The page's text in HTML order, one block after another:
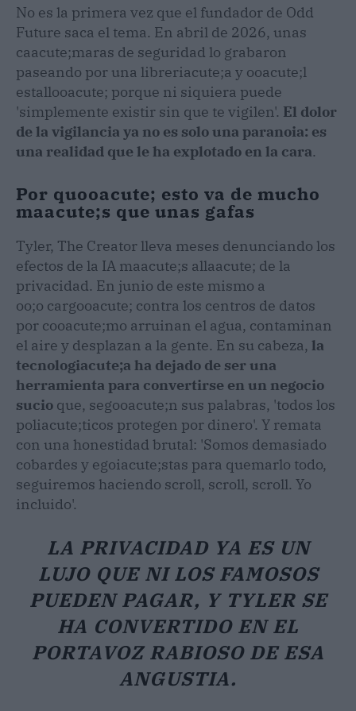
No es la primera vez que el fundador de Odd
Future saca el tema. En abril de 2026, unas
caacute;maras de seguridad lo grabaron
paseando por una libreriacute;a y ooacute;l
estallooacute; porque ni siquiera puede
'simplemente existir sin que te vigilen'. El dolor
de la vigilancia ya no es solo una paranoia: es
una realidad que le ha explotado en la cara.
Por quooacute; esto va de mucho
maacute;s que unas gafas
Tyler, The Creator lleva meses denunciando los
efectos de la IA maacute;s allaacute; de la
privacidad. En junio de este mismo a
oo;o cargooacute; contra los centros de datos
por cooacute;mo arruinan el agua, contaminan
el aire y desplazan a la gente. En su cabeza, la
tecnologiacute;a ha dejado de ser una
herramienta para convertirse en un negocio
sucio que, segooacute;n sus palabras, 'todos los
poliacute;ticos protegen por dinero'. Y remata
con una honestidad brutal: 'Somos demasiado
cobardes y egoiacute;stas para quemarlo todo,
seguiremos haciendo scroll, scroll, scroll. Yo
incluido'.
LA PRIVACIDAD YA ES UN
LUJO QUE NI LOS FAMOSOS
PUEDEN PAGAR, Y TYLER SE
HA CONVERTIDO EN EL
PORTAVOZ RABIOSO DE ESA
ANGUSTIA.